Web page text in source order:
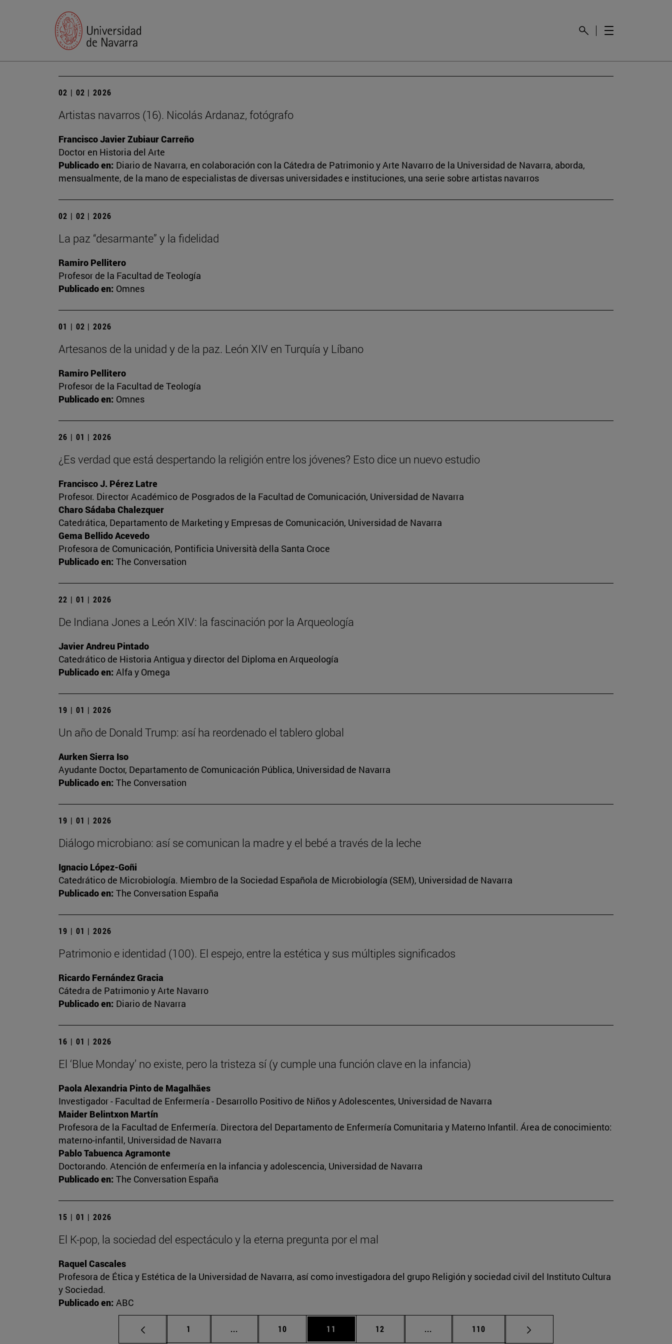
02 | 02 | 2026
Artistas navarros (16). Nicolás Ardanaz, fotógrafo
Francisco Javier Zubiaur Carreño
Doctor en Historia del Arte
Publicado en: Diario de Navarra, en colaboración con la Cátedra de Patrimonio y Arte Navarro de la Universidad de Navarra, aborda,
mensualmente, de la mano de especialistas de diversas universidades e instituciones, una serie sobre artistas navarros
02 | 02 | 2026
La paz “desarmante” y la fidelidad
Ramiro Pellitero
Profesor de la Facultad de Teología
Publicado en: Omnes
01 | 02 | 2026
Artesanos de la unidad y de la paz. León XIV en Turquía y Líbano
Ramiro Pellitero
Profesor de la Facultad de Teología
Publicado en: Omnes
26 | 01 | 2026
¿Es verdad que está despertando la religión entre los jóvenes? Esto dice un nuevo estudio
Francisco J. Pérez Latre
Profesor. Director Académico de Posgrados de la Facultad de Comunicación, Universidad de Navarra
Charo Sádaba Chalezquer
Catedrática, Departamento de Marketing y Empresas de Comunicación, Universidad de Navarra
Gema Bellido Acevedo
Profesora de Comunicación, Pontificia Università della Santa Croce
Publicado en: The Conversation
22 | 01 | 2026
De Indiana Jones a León XIV: la fascinación por la Arqueología
Javier Andreu Pintado
Catedrático de Historia Antigua y director del Diploma en Arqueología
Publicado en: Alfa y Omega
19 | 01 | 2026
Un año de Donald Trump: así ha reordenado el tablero global
Aurken Sierra Iso
Ayudante Doctor, Departamento de Comunicación Pública, Universidad de Navarra
Publicado en: The Conversation
19 | 01 | 2026
Diálogo microbiano: así se comunican la madre y el bebé a través de la leche
Ignacio López-Goñi
Catedrático de Microbiología. Miembro de la Sociedad Española de Microbiología (SEM), Universidad de Navarra
Publicado en: The Conversation España
19 | 01 | 2026
Patrimonio e identidad (100). El espejo, entre la estética y sus múltiples significados
Ricardo Fernández Gracia
Cátedra de Patrimonio y Arte Navarro
Publicado en: Diario de Navarra
16 | 01 | 2026
El ‘Blue Monday’ no existe, pero la tristeza sí (y cumple una función clave en la infancia)
Paola Alexandria Pinto de Magalhães
Investigador - Facultad de Enfermería - Desarrollo Positivo de Niños y Adolescentes, Universidad de Navarra
Maider Belintxon Martín
Profesora de la Facultad de Enfermería. Directora del Departamento de Enfermería Comunitaria y Materno Infantil. Área de conocimiento:
materno-infantil, Universidad de Navarra
Pablo Tabuenca Agramonte
Doctorando. Atención de enfermería en la infancia y adolescencia, Universidad de Navarra
Publicado en: The Conversation España
15 | 01 | 2026
El K-pop, la sociedad del espectáculo y la eterna pregunta por el mal
Raquel Cascales
Profesora de Ética y Estética de la Universidad de Navarra, así como investigadora del grupo Religión y sociedad civil del Instituto Cultura
y Sociedad.
Publicado en: ABC
Página
1 ... Páginas intermedias Use TAB para desplazarse.
Página
10 Página
11 Página
12 ... Páginas intermedias Use TAB para desplazarse.
Página
110